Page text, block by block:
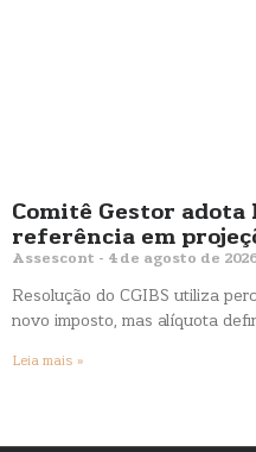
Comitê Gestor adota
referência em
Assescont 4 de agosto de 2026
Resolução do CGIBS utiliza
novo imposto, mas alíquota
Leia mais »